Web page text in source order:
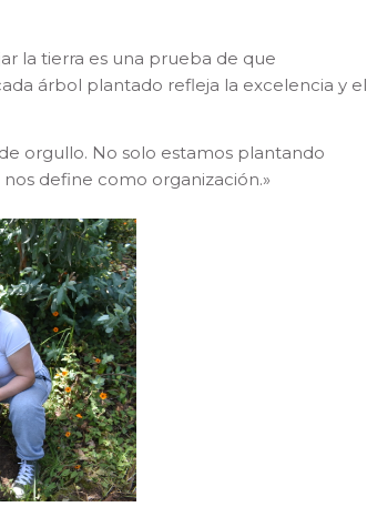
la tierra es una prueba de que
árbol plantado refleja la excelencia y el
orgullo. No solo estamos plantando
define como organización.»